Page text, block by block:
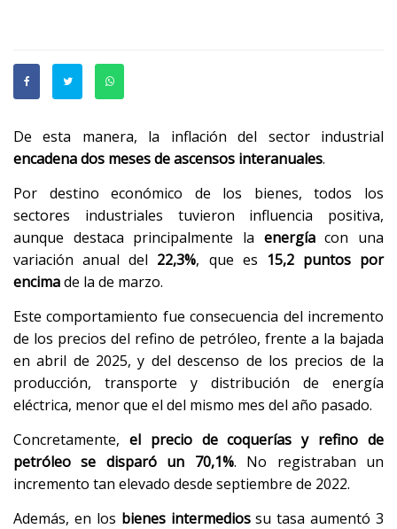
De esta manera, la inflación del sector industrial
encadena dos meses de ascensos interanuales.
Por destino económico de los bienes, todos los
sectores industriales tuvieron influencia positiva,
aunque destaca principalmente la energíacon una
variación anual del 22,3%, que es 15,2 puntos por
encimade la de marzo.
Este comportamiento fue consecuencia del incremento
de los precios del refino de petróleo, frente a la bajada
en abril de 2025, y del descenso de los precios de la
producción, transporte y distribución de energía
eléctrica, menor que el del mismo mes del año pasado.
Concretamente, el precio de coquerías y refino de
petróleo se disparó un 70,1%. No registraban un
incremento tan elevado desde septiembre de 2022.
Además, en los bienes intermediossu tasa aumentó 3